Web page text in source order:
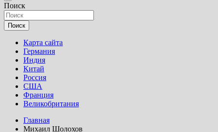
Поиск
Поиск
Карта сайта
Германия
Индия
Китай
Россия
США
Франция
Великобритания
Главная
Михаил Шолохов